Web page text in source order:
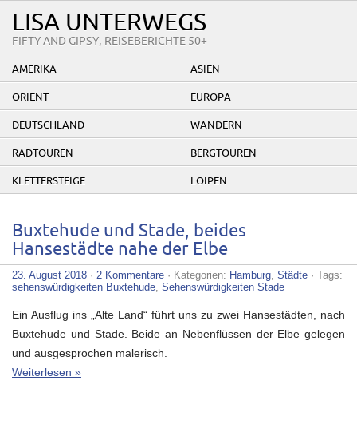
LISA UNTERWEGS
FIFTY AND GIPSY, REISEBERICHTE 50+
AMERIKA ASIEN
ORIENT EUROPA
DEUTSCHLAND WANDERN
RADTOUREN BERGTOUREN
KLETTERSTEIGE LOIPEN
Buxtehude und Stade, beides
Hansestädte nahe der Elbe
23. August 2018 · 2 Kommentare · Kategorien: Hamburg, Städte · Tags:
sehenswürdigkeiten Buxtehude, Sehenswürdigkeiten Stade
Ein Ausflug ins „Alte Land“ führt uns zu zwei Hansestädten, nach
Buxtehude und Stade. Beide an Nebenflüssen der Elbe gelegen
und ausgesprochen malerisch.
Weiterlesen »